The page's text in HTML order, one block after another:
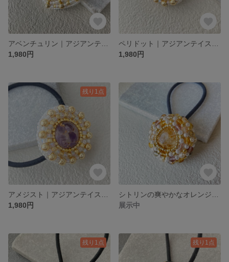
1,980円
1,980円
残り1点
1,980円
展示中
残り1点 残り1点